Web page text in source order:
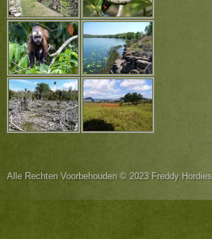
Alle Rechten Voorbehouden © 2023 Freddy Hordies